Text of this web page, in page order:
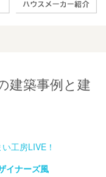
建築事例と建
工房LIVE！
イナーズ風